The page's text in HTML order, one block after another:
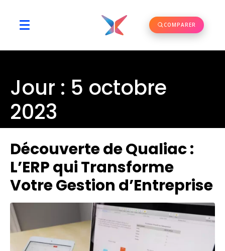
COMPARER
Jour : 5 octobre
2023
Découverte de Qualiac :
L’ERP qui Transforme
Votre Gestion d’Entreprise